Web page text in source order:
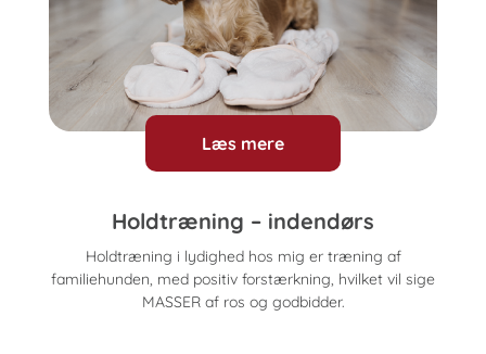
Læs mere
Holdtræning – indendørs
Holdtræning i lydighed hos mig er træning af
familiehunden, med positiv forstærkning, hvilket vil sige
MASSER af ros og godbidder.